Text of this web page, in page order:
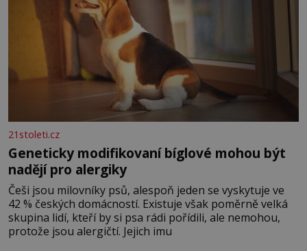
21stoleti.cz
Geneticky modifikovaní bíglové mohou být
nadějí pro alergiky
Češi jsou milovníky psů, alespoň jeden se vyskytuje ve
42 % českých domácností. Existuje však poměrně velká
skupina lidí, kteří by si psa rádi pořídili, ale nemohou,
protože jsou alergičtí. Jejich imu